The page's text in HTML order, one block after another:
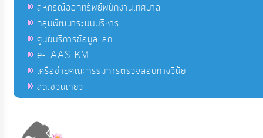
สหกรณ์ออกทรัพย์พนักงานเทศบาล
กลุ่มพัฒนาระบบบริหาร
ศูนย์บริการข้อมูล สถ.
e-LAAS KM
เครือข่ายคณะกรรมการตรวจสอบทางวินัย
สถ.ชวนเที่ยว